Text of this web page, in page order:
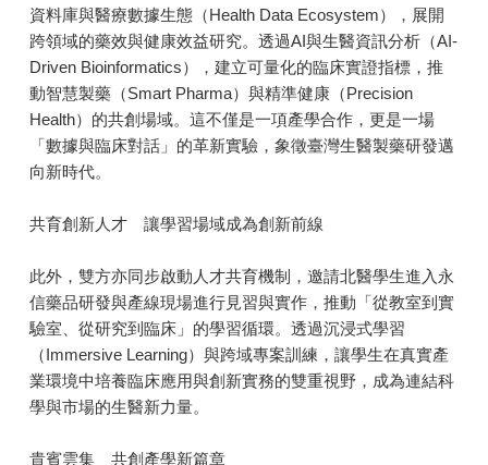
資料庫與醫療數據生態（Health Data Ecosystem），展開
跨領域的藥效與健康效益研究。透過AI與生醫資訊分析（AI-
Driven Bioinformatics），建立可量化的臨床實證指標，推
動智慧製藥（Smart Pharma）與精準健康（Precision
Health）的共創場域。這不僅是一項產學合作，更是一場
「數據與臨床對話」的革新實驗，象徵臺灣生醫製藥研發邁
向新時代。
共育創新人才 讓學習場域成為創新前線
此外，雙方亦同步啟動人才共育機制，邀請北醫學生進入永
信藥品研發與產線現場進行見習與實作，推動「從教室到實
驗室、從研究到臨床」的學習循環。透過沉浸式學習
（Immersive Learning）與跨域專案訓練，讓學生在真實產
業環境中培養臨床應用與創新實務的雙重視野，成為連結科
學與市場的生醫新力量。
貴賓雲集 共創產學新篇章